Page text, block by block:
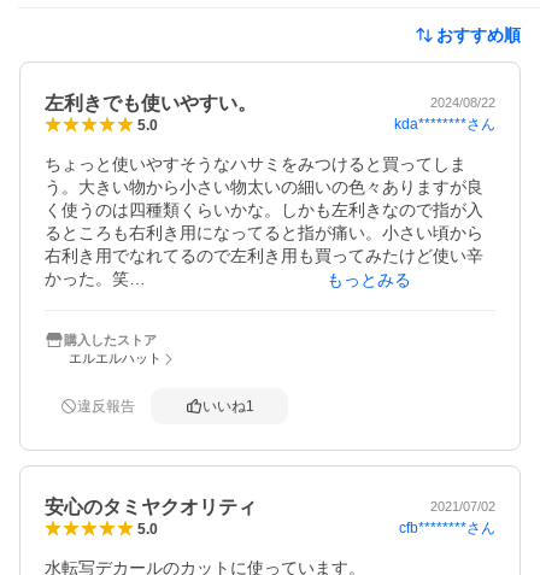
おすすめ順
左利きでも使いやすい。 2024/08/22
5.0 kda********さん
ちょっと使いやすそうなハサミをみつけると買ってしま
う。大きい物から小さい物太いの細いの色々ありますが良
く使うのは四種類くらいかな。しかも左利きなので指が入
るところも右利き用になってると指が痛い。小さい頃から
右利き用でなれてるので左利き用も買ってみたけど使い辛
かった。笑
すね。ストレスなく切れる。
良く使うハサミのうちの2種類はタミヤ製
もっとみる
購入したストア
エルエルハット
違反報告 いいね1
安心のタミヤクオリティ 2021/07/02
5.0 cfb********さん
水転写デカールのカットに使っています。